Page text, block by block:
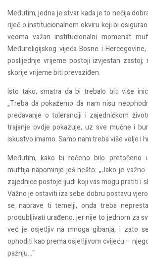
Međutim, jedna je stvar kada je to nečija
riječ o institucionalnom okviru koji bi
veoma važan institucionalni momenat
Međureligijskog vijeća Bosne i
poslijednje vrijeme postoji izvjestan zastoj;
skorije vrijeme biti prevaziđen.
Isto tako, smatra da bi trebalo biti više
„Treba da pokažemo da nam nisu
predavanje o toleranciji i zajedničkom
trajanje ovdje pokazuje, uz sve mučne i
iskustvo imamo. Samo nam treba više volje i
Međutim, kako bi rečeno bilo pretočeno
muftija napominje još nešto: „Jako je
zajednice postoje ljudi koji vas mogu pratiti i
Važno je ostaviti iza sebe dobru postavu
se naprave ti temelji, onda treba
produbljivati urađeno, jer nije to jednom za
već je osjetljiv na mnoga gibanja, i zato
ophoditi kao prema osjetljivom cvijeću –
pažnju...“